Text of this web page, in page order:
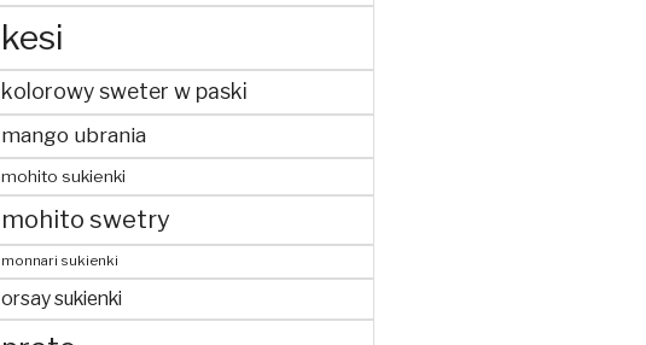
kesi
kolorowy sweter w paski
mango ubrania
mohito sukienki
mohito swetry
monnari sukienki
orsay sukienki